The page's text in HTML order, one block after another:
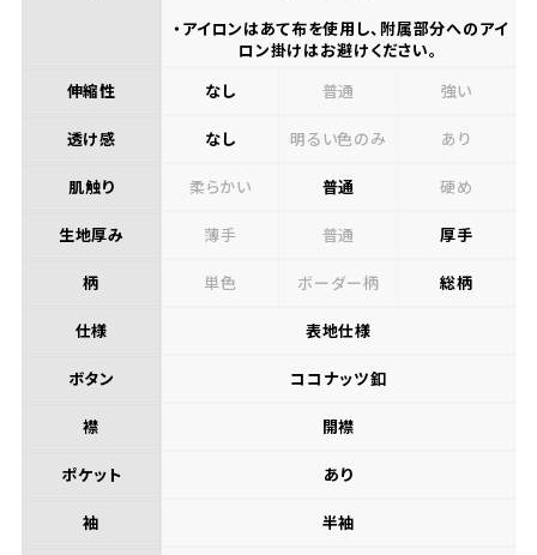
・アイロンはあて布を使用し、附属部分へのアイ
ロン掛けはお避けください。
伸縮性
なし 普通 強い
透け感 なし 明るい色のみ あり
肌触り 柔らかい 普通 硬め
生地厚み 薄手 普通 厚手
柄 単色 ボーダー柄 総柄
仕様 表地仕様
ボタン ココナッツ釦
襟 開襟
ポケット あり
袖 半袖